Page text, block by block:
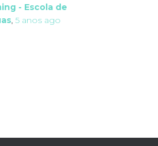
- Escola de
, 5 anos ago